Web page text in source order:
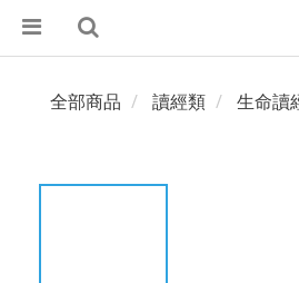
全部商品 讀經類 生命讀